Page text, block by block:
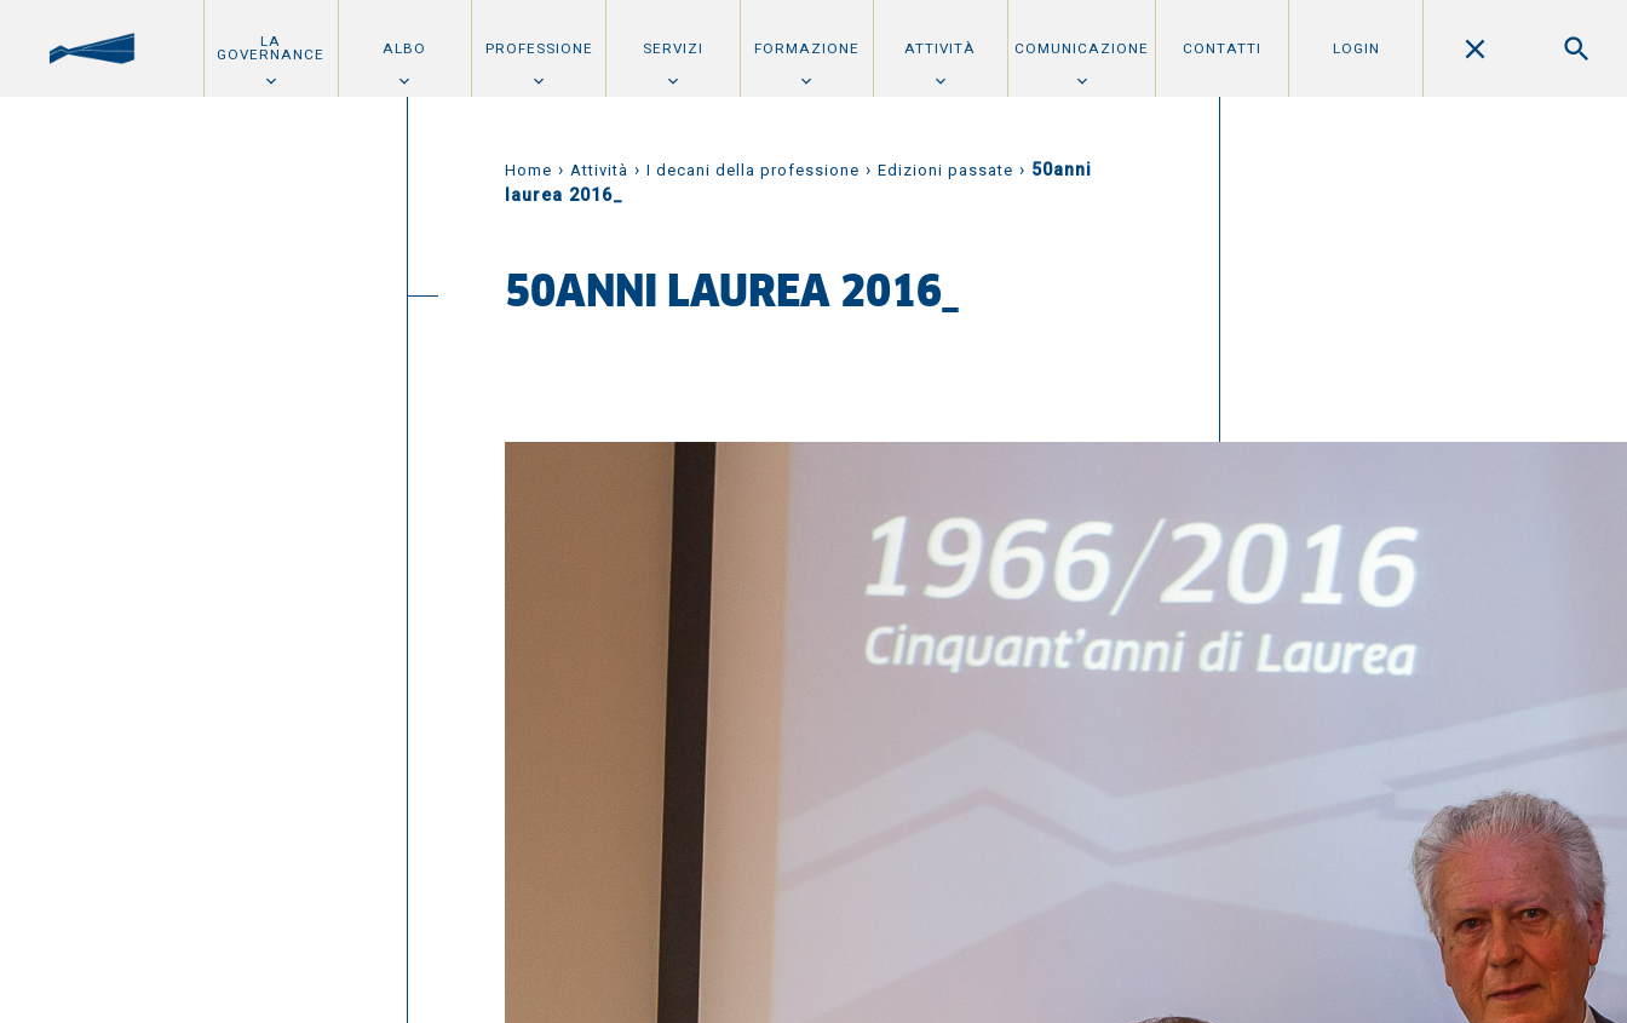
LA
GOVERNANCE ALBO PROFESSIONE SERVIZI FORMAZIONE ATTIVITÀ COMUNICAZIONE CONTATTI LOGIN
Home › Attività › I decani della professione › Edizioni passate › 50anni
laurea 2016_
50ANNI LAUREA 2016_